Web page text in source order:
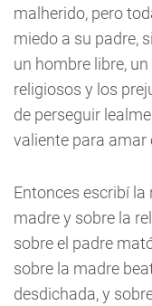
malherido, pero
miedo a su padre,
un hombre libre,
religiosos y los
de perseguir
valiente para amar
Entonces escribí
madre y sobre la
sobre el padre
sobre la madre
desdichada, y